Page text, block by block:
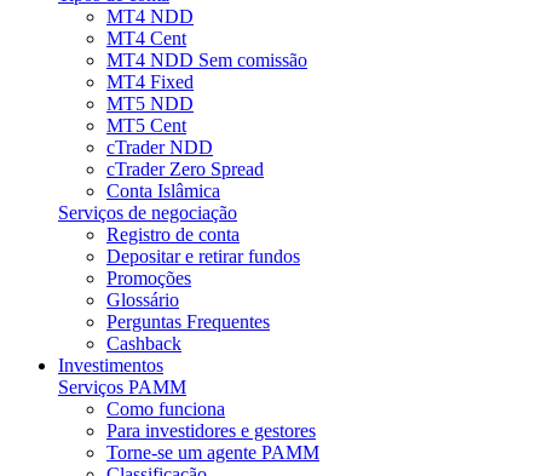
MT4 NDD
MT4 Cent
MT4 NDD Sem comissão
MT4 Fixed
MT5 NDD
MT5 Cent
cTrader NDD
cTrader Zero Spread
Conta Islâmica
Serviços de negociação
Registro de conta
Depositar e retirar fundos
Promoções
Glossário
Perguntas Frequentes
Cashback
Investimentos
Serviços PAMM
Como funciona
Para investidores e gestores
Torne-se um agente PAMM